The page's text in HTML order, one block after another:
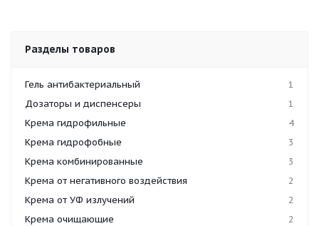
Разделы товаров
Гель антибактериальный
1
Дозаторы и диспенсеры
1
Крема гидрофильные
4
Крема гидрофобные
3
Крема комбинированные
3
Крема от негативного воздействия
2
Крема от УФ излучений
2
Крема очищающие
2